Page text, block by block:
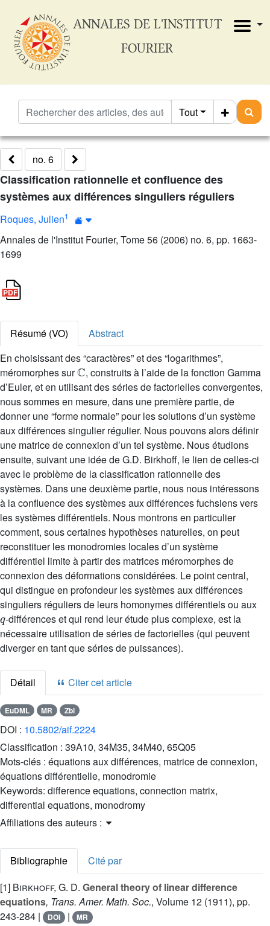
ANNALES DE L'INSTITUT
FOURIER
Tout
no. 6
Classification rationnelle et confluence des
systèmes aux différences singuliers réguliers
Roques, Julien1
Annales de l'Institut Fourier, Tome 56 (2006) no. 6, pp. 1663-
1699
Résumé (VO)
Abstract
En choisissant des “caractères” et des “logarithmes”,
méromorphes sur
ℂ
, construits à l’aide de la fonction Gamma
d’Euler, et en utilisant des séries de factorielles convergentes,
nous sommes en mesure, dans une première partie, de
donner une “forme normale” pour les solutions d’un système
aux différences singulier régulier. Nous pouvons alors définir
une matrice de connexion d’un tel système. Nous étudions
ensuite, suivant une idée de G.D. Birkhoff, le lien de celles-ci
avec le problème de la classification rationnelle des
systèmes. Dans une deuxième partie, nous nous intéressons
à la confluence des systèmes aux différences fuchsiens vers
les systèmes différentiels. Nous montrons en particulier
comment, sous certaines hypothèses naturelles, on peut
reconstituer les monodromies locales d’un système
différentiel limite à partir des matrices méromorphes de
connexion des déformations considérées. Le point central,
qui distingue en profondeur les systèmes aux différences
singuliers réguliers de leurs homonymes différentiels ou aux
q
-différences et qui rend leur étude plus complexe, est la
nécessaire utilisation de séries de factorielles (qui peuvent
diverger en tant que séries de puissances).
Détail Citer cet article
EuDML MR Zbl
DOI : 10.5802/aif.2224
Classification : 39A10, 34M35, 34M40, 65Q05
Mots-clés : équations aux différences, matrice de connexion,
équations différentielle, monodromie
Keywords: difference equations, connection matrix,
differential equations, monodromy
Affiliations des auteurs :
Bibliographie
Cité par
[1] Birkhoff, G. D. General theory of linear difference
equations, Trans. Amer. Math. Soc., Volume 12 (1911), pp.
243-284 |
DOI | MR